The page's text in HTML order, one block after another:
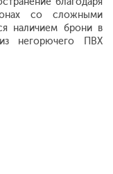
со сложными
наличием брони в
негорючего ПВХ